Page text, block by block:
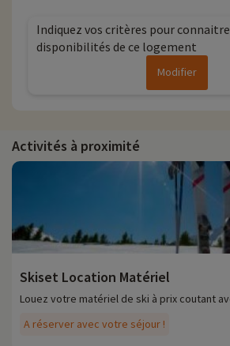
Indiquez vos critères pour
disponibilités de ce logement
Modifier
Activités à proximité
Skiset Location Matériel
A réserver avec votre séjour !
Louez votre matériel de ski à prix coutant